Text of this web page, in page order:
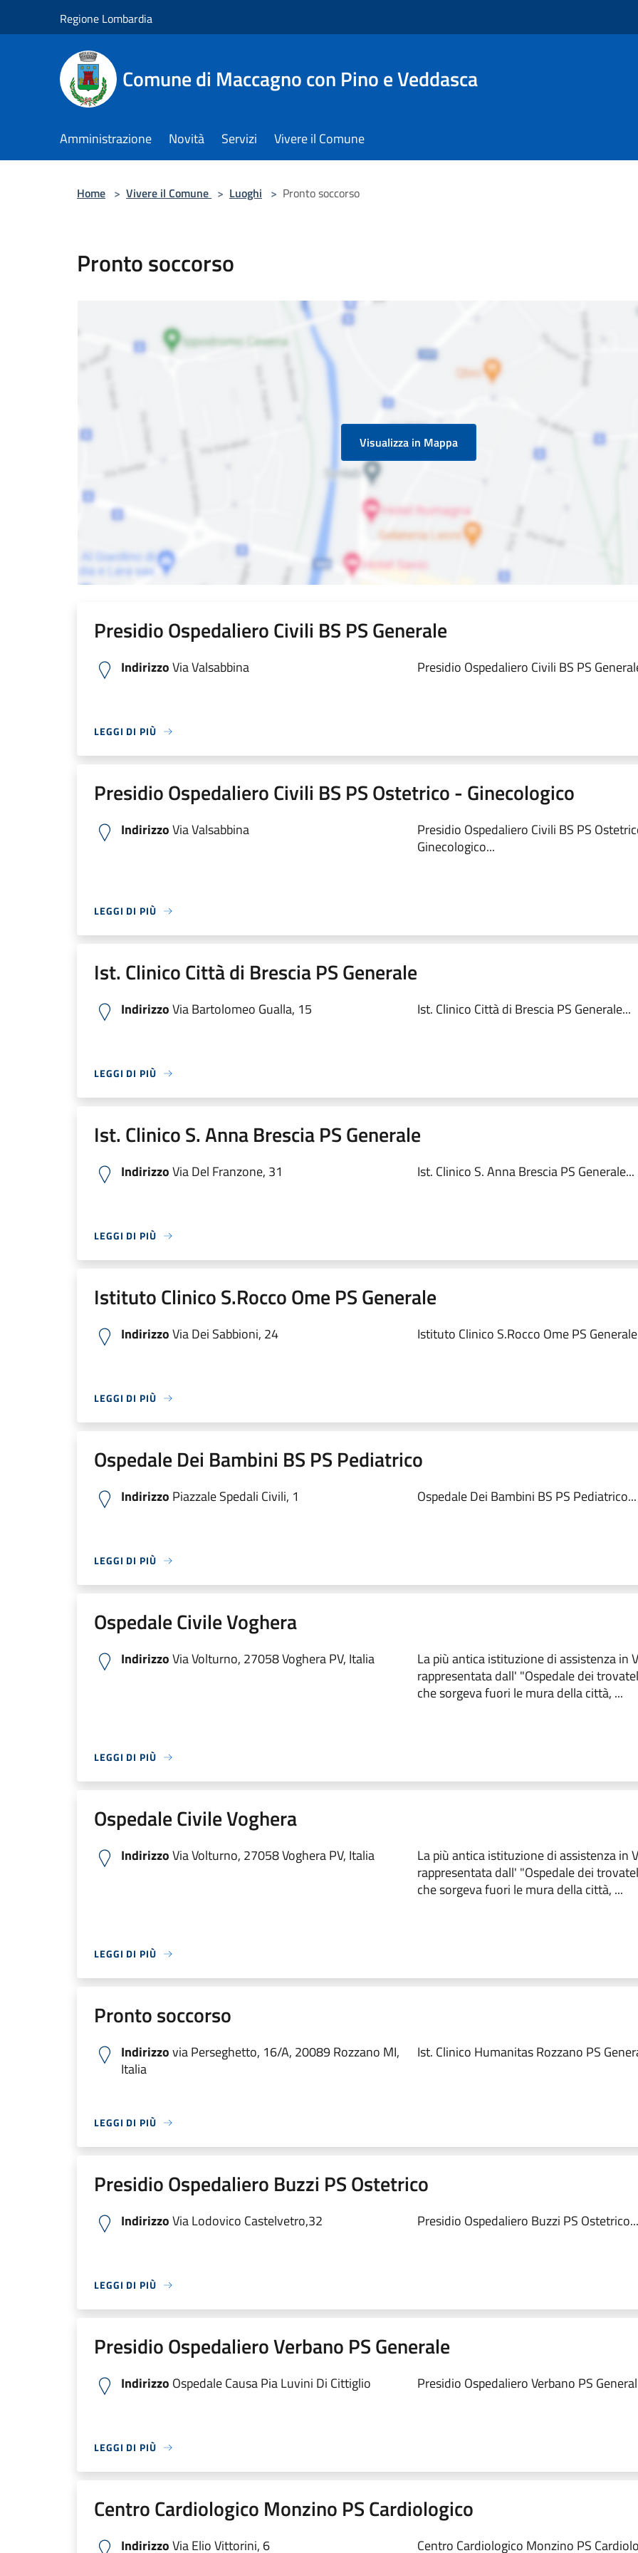
Regione Lombardia
Comune di Maccagno con Pino e Veddasca
Amministrazione Novità Servizi Vivere il Comune
Home > Vivere il Comune > Luoghi > Pronto soccorso
Pronto soccorso
Visualizza in Mappa
Presidio Ospedaliero Civili BS PS Generale
IndirizzoVia Valsabbina Presidio Ospedaliero Civili BS PS
LEGGI DI PIÙ
Presidio Ospedaliero Civili BS PS Ostetrico - Ginecologico
IndirizzoVia Valsabbina
Presidio Ospedaliero Civili BS PS
Ginecologico...
LEGGI DI PIÙ
Ist. Clinico Città di Brescia PS Generale
IndirizzoVia Bartolomeo Gualla, 15 Ist. Clinico Città di Brescia PS Generale...
LEGGI DI PIÙ
Ist. Clinico S. Anna Brescia PS Generale
IndirizzoVia Del Franzone, 31 Ist. Clinico S. Anna Brescia PS Generale...
LEGGI DI PIÙ
Istituto Clinico S.Rocco Ome PS Generale
IndirizzoVia Dei Sabbioni, 24 Istituto Clinico S.Rocco Ome PS
LEGGI DI PIÙ
Ospedale Dei Bambini BS PS Pediatrico
Indirizzo Piazzale Spedali Civili, 1 Ospedale Dei Bambini BS PS Pediatrico...
LEGGI DI PIÙ
Ospedale Civile Voghera
IndirizzoVia Volturno, 27058 Voghera PV, Italia
La più antica istituzione di assistenza in
rappresentata dall' "Ospedale dei
che sorgeva fuori le mura della città, ...
LEGGI DI PIÙ
Ospedale Civile Voghera
IndirizzoVia Volturno, 27058 Voghera PV, Italia
La più antica istituzione di assistenza in
rappresentata dall' "Ospedale dei
che sorgeva fuori le mura della città, ...
LEGGI DI PIÙ
Pronto soccorso
Indirizzovia Perseghetto, 16/A, 20089 Rozzano MI,
Italia
Ist. Clinico Humanitas Rozzano PS
LEGGI DI PIÙ
Presidio Ospedaliero Buzzi PS Ostetrico
IndirizzoVia Lodovico Castelvetro,32 Presidio Ospedaliero Buzzi PS Ostetrico...
LEGGI DI PIÙ
Presidio Ospedaliero Verbano PS Generale
Indirizzo Ospedale Causa Pia Luvini Di Cittiglio Presidio Ospedaliero Verbano PS
LEGGI DI PIÙ
Centro Cardiologico Monzino PS Cardiologico
IndirizzoVia Elio Vittorini, 6 Centro Cardiologico Monzino PS